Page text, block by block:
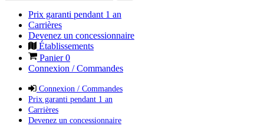
Prix garanti pendant 1 an
Carrières
Devenez un concessionnaire
Établissements
Panier0
Connexion / Commandes
Connexion / Commandes
Prix garanti pendant 1 an
Carrières
Devenez un concessionnaire